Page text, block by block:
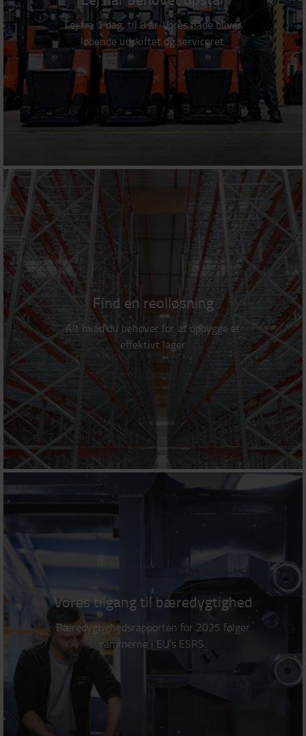
Lej fra 1 dag, til 8 år. Vores flåde bliver
løbende udskiftet og serviceret.
Find en reolløsning
Alt hvad du behøver for at opbygge et
effektivt lager
Vores tilgang til bæredygtighed
Bæredygtighedsrapporten for 2025 følger
rammerne i EU’s ESRS.